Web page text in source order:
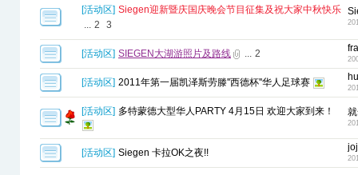
[活动区] Siegen迎新暨庆国庆晚会节目征集及祝大家中秋快乐
... 2 3
[活动区] SIEGEN大湖游照片及路线 ... 2
[活动区] 2011年第一届凯泽斯劳滕''西德杯''华人足球赛
[活动区] 多特蒙德大型华人PARTY 4月15日 欢迎大家到来！
[活动区] Siegen 卡拉OK之夜!!